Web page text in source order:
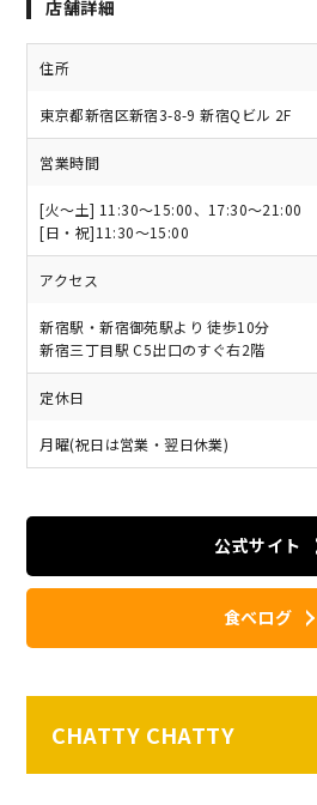
店舗詳細
住所
東京都新宿区新宿3-8-9 新宿Qビル 2F
営業時間
[火～土] 11:30～15:00、17:30～21:00
[日・祝]11:30～15:00
アクセス
新宿駅・新宿御苑駅より 徒歩10分
新宿三丁目駅 C5出口のすぐ右2階
定休日
月曜(祝日は営業・翌日休業)
公式サイト
食べログ
CHATTY CHATTY